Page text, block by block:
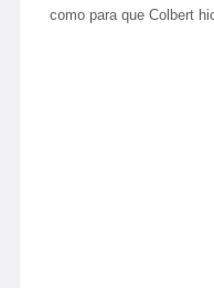
como para que Colbert